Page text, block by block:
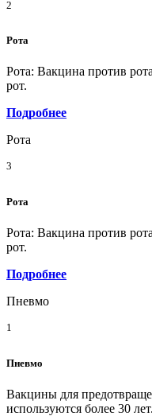
2
Рота
Рота: Вакцина против
рот.
Подробнее
Рота
3
Рота
Рота: Вакцина против
рот.
Подробнее
Пневмо
1
Пневмо
Вакцины для
используются более 30 лет.